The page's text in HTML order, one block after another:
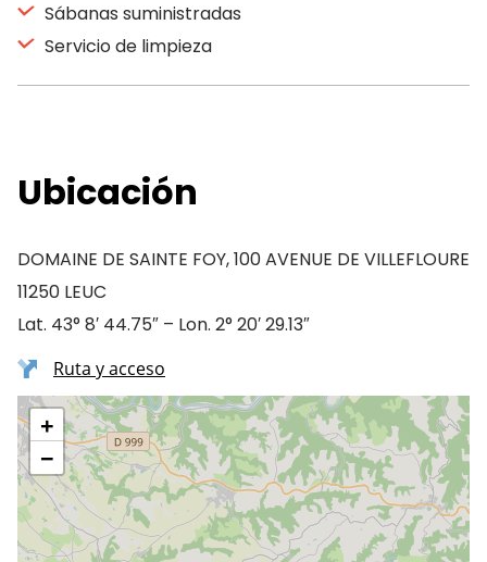
Sábanas suministradas
Servicio de limpieza
Ubicación
DOMAINE DE SAINTE FOY, 100 AVENUE DE VILLEFLOURE
11250 LEUC
Lat. 43° 8′ 44.75″ – Lon. 2° 20′ 29.13″
Ruta y acceso
+
−